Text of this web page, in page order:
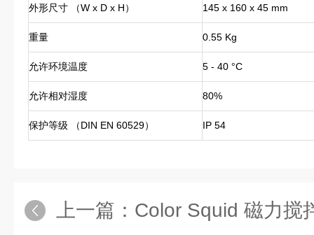
外形尺寸 （W x D x H） 145 x 160 x 45 mm
重量 0.55 Kg
允许环境温度 5 - 40 °C
允许相对湿度 80%
保护等级 （DIN EN 60529） IP 54
上一篇： Color Squid 磁力搅